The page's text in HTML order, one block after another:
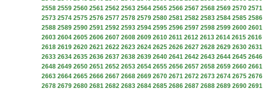
2558 2559 2560 2561 2562 2563 2564 2565 2566 2567 2568 2569 2570 2571
2573 2574 2575 2576 2577 2578 2579 2580 2581 2582 2583 2584 2585 2586
2588 2589 2590 2591 2592 2593 2594 2595 2596 2597 2598 2599 2600 2601
2603 2604 2605 2606 2607 2608 2609 2610 2611 2612 2613 2614 2615 2616
2618 2619 2620 2621 2622 2623 2624 2625 2626 2627 2628 2629 2630 2631
2633 2634 2635 2636 2637 2638 2639 2640 2641 2642 2643 2644 2645 2646
2648 2649 2650 2651 2652 2653 2654 2655 2656 2657 2658 2659 2660 2661
2663 2664 2665 2666 2667 2668 2669 2670 2671 2672 2673 2674 2675 2676
2678 2679 2680 2681 2682 2683 2684 2685 2686 2687 2688 2689 2690 2691